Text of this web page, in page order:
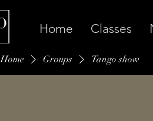
Home Classes
Home Groups Tango show